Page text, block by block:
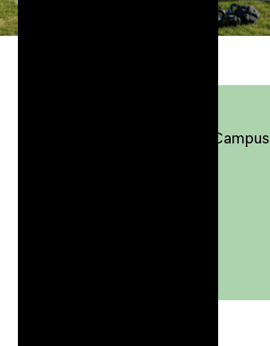
Binnenplaats Dotslash Campus